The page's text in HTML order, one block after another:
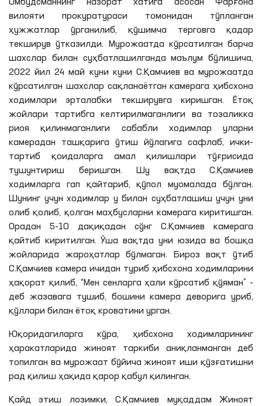
Омбудсманнинг назорат хатига асосан Фарғона
вилояти прокуратураси томонидан тўпланган
ҳужжатлар ўрганилиб, қўшимча терговга қадар
текширув ўтказилди. Мурожаатда кўрсатилган барча
шахслар билан суҳбатлашилганда маълум бўлишича,
2022 йил 24 май куни куни С.Қамчиев ва мурожаатда
кўрсатилган шахслар сақланаётган камерага ҳибсхона
ходимлари эрталабки текширувга киришган. Ётоқ
жойлари тартибга келтирилмаганлиги ва тозаликка
риоя қилинмаганлиги сабабли ходимлар уларни
камерадан ташқарига ўтиш йўлагига сафлаб, ички-
тартиб қоидаларга амал қилишлари тўғрисида
тушунтириш беришган. Шу вақтда С.Қамчиев
ходимларга гап қайтариб, қўпол муомалада бўлган.
Шунинг учун ходимлар у билан суҳбатлашиш учун уни
олиб қолиб, қолган маҳбусларни камерага киритишган.
Орадан 5-10 дақиқадан сўнг С.Қамчиев камерага
қайтиб киритилган. Ўша вақтда уни юзида ва бошқа
жойларида жароҳатлар бўлмаган. Бироз вақт ўтиб
С.Қамчиев камера ичидан туриб ҳибсхона ходимларини
ҳақорат қилиб, “Мен сенларга ҳали кўрсатибқўяман” -
деб жазавага тушиб, бошини камера деворига уриб,
қўллари билан ётоқ кроватини урган.
Юқоридагиларга кўра, ҳибсхона ходимларининг
ҳаракатларида жиноят таркиби аниқланманган деб
топилган ва мурожаат бўйича жиноят иши қўзғатишни
рад қилиш ҳақида қарор қабул қилинган.
Қайд этиш лозимки,С.Қамчиев муқаддам Жиноят